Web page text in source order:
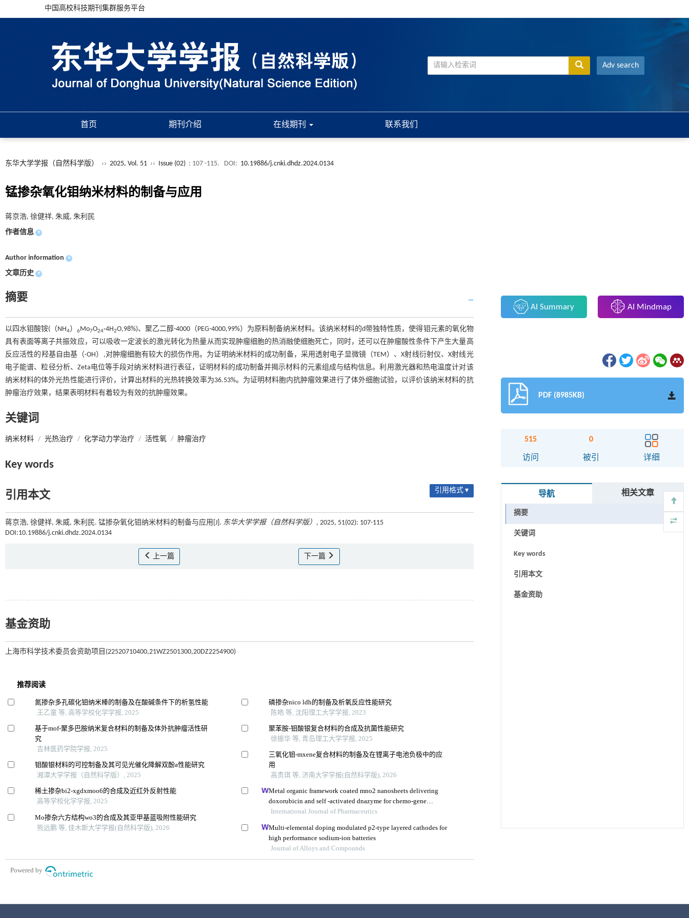
中国高校科技期刊集群服务平台
Adv search
首页 期刊介绍 在线期刊 联系我们
东华大学学报（自然科学版） ›› 2025, Vol. 51 ›› Issue (02) : 107 -115. DOI: 10.19886/j.cnki.dhdz.2024.0134
锰掺杂氧化钼纳米材料的制备与应用
蒋京浩, 徐健祥, 朱威, 朱利民
作者信息 +
Author information +
文章历史 +
摘要
以四水钼酸铵(（NH4）6Mo7O24·4H2O,98%)、聚乙二醇-4000（PEG-4000,99%）为原料制备纳米材料。该纳米材料的d带独特性质，使得钼元素的氧化物
具有表面等离子共振效应，可以吸收一定波长的激光转化为热量从而实现肿瘤细胞的热消融使细胞死亡，同时，还可以在肿瘤酸性条件下产生大量高
反应活性的羟基自由基（·OH）,对肿瘤细胞有较大的损伤作用。为证明纳米材料的成功制备，采用透射电子显微镜（TEM）、X射线衍射仪、X射线光
电子能谱、粒径分析、Zeta电位等手段对纳米材料进行表征，证明材料的成功制备并揭示材料的元素组成与结构信息。利用激光器和热电温度计对该
纳米材料的体外光热性能进行评价，计算出材料的光热转换效率为36.53%。为证明材料胞内抗肿瘤效果进行了体外细胞试验，以评价该纳米材料的抗
肿瘤治疗效果，结果表明材料有着较为有效的抗肿瘤效果。
关键词
纳米材料 / 光热治疗 / 化学动力学治疗 / 活性氧 / 肿瘤治疗
Key words
引用本文 引用格式 ▾
蒋京浩, 徐健祥, 朱威, 朱利民. 锰掺杂氧化钼纳米材料的制备与应用[J]. 东华大学学报（自然科学版） , 2025, 51(02): 107-115
DOI:10.19886/j.cnki.dhdz.2024.0134
上一篇 下一篇
基金资助
上海市科学技术委员会资助项目(22520710400,21WZ2501300,20DZ2254900)
AI Summary AI Mindmap
PDF (8985KB)
515
访问
0
被引 详细
导航 相关文章
摘要
关键词
Key words
引用本文
基金资助